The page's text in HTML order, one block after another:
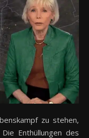
Enthüllungen des